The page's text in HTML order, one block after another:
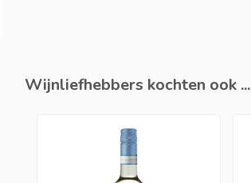
Wijnliefhebbers kochten ook ...